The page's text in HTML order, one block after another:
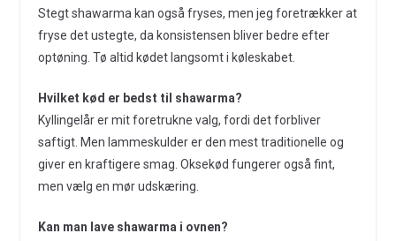
Stegt shawarma kan også fryses, men jeg foretrækker at
fryse det ustegte, da konsistensen bliver bedre efter
optøning. Tø altid kødet langsomt i køleskabet.
Hvilket kød er bedst til shawarma?
Kyllingelår er mit foretrukne valg, fordi det forbliver
saftigt. Men lammeskulder er den mest traditionelle og
giver en kraftigere smag. Oksekød fungerer også fint,
men vælg en mør udskæring.
Kan man lave shawarma i ovnen?